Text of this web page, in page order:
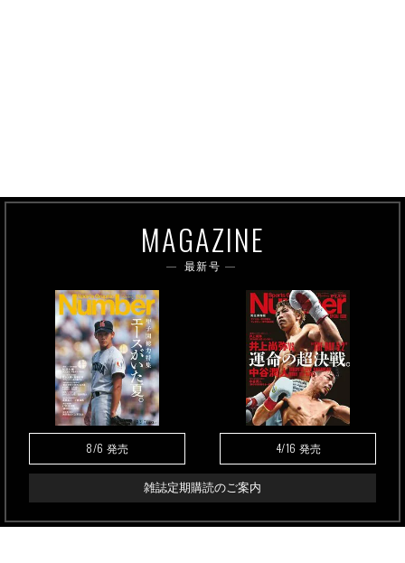
MAGAZINE
最新号
8/6 発売 4/16 発売
雑誌定期購読のご案内